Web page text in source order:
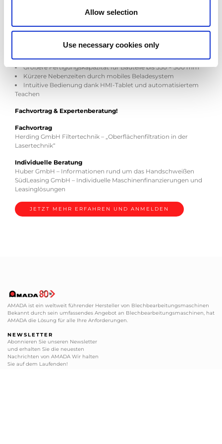
Allow selection
Use necessary cookies only
Exklusive Premiere in Landshut!
Seien Sie live dabei, wenn die automatisierte Biegezelle EGB-
6013ARce ihr Debüt in Landshut feiert.
Kompakte Bauweise bei geringem Platzbedarf
Größere Fertigungskapazität für Bauteile bis 550 × 300 mm
Kürzere Nebenzeiten durch mobiles Beladesystem
Intuitive Bedienung dank HMI-Tablet und automatisiertem
Teachen
Fachvortrag & Expertenberatung!
Fachvortrag
Herding GmbH Filtertechnik – „Oberflächenfiltration in der
Lasertechnik“
Individuelle Beratung
Huber GmbH – Informationen rund um das Handschweißen
SüdLeasing GmbH – Individuelle Maschinenfinanzierungen und
Leasinglösungen
JETZT MEHR ERFAHREN UND ANMELDEN
AMADA ist ein weltweit führender Hersteller von Blechbearbeitungsmaschinen
Bekannt durch sein umfassendes Angebot an Blechbearbeitungsmaschinen, hat
AMADA die Lösung für alle Ihre Anforderungen.
NEWSLETTER
Abonnieren Sie unseren Newsletter
und erhalten Sie die neuesten
Nachrichten von AMADA Wir halten
Sie auf dem Laufenden!